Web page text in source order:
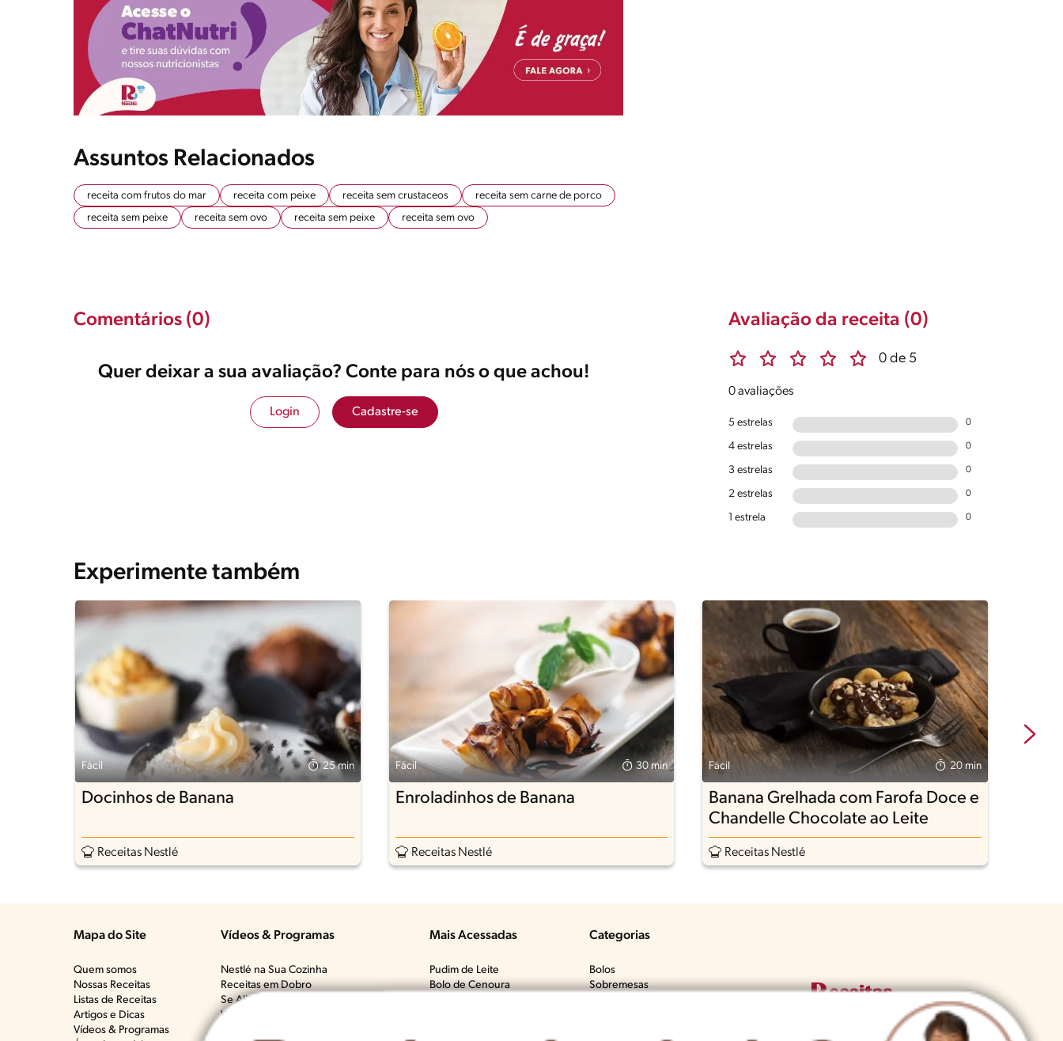
Assuntos Relacionados
receita com frutos do mar receita com peixe receita sem crustaceos
receita sem carne de porco
receita sem peixe
receita sem ovo receita sem peixe receita sem ovo
Avaliação da receita (0)
0 de 5
0 avaliações
5 estrelas 0
4 estrelas 0
3 estrelas 0
2 estrelas 0
1 estrela 0
Comentários (0)
Quer deixar a sua avaliação? Conte para nós o que achou!
Login Cadastre-se
Experimente também
Fácil 25 min
Docinhos de Banana
Receitas Nestlé
Fácil 30 min
Enroladinhos de Banana
Receitas Nestlé
Fácil 20 min
Banana Grelhada com Farofa Doce e
Chandelle Chocolate ao Leite
Receitas Nestlé
Mapa do Site
Quem somos
Nossas Receitas
Listas de Receitas​
Artigos e Dicas​
Vídeos & Programas​
Vídeos & Programas​
Nestlé na Sua Cozinha
Receitas em Dobro
Se Alimentar Bem, Que Mal Tem?​
Vai Bem Com Quê?​
Mais Acessadas
Pudim de Leite
Bolo de Cenoura
Categorias
Bolos
Sobremesas